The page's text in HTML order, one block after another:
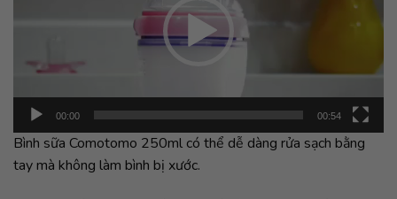
00:00 00:54
Bình sữa Comotomo 250ml có thể dễ dàng rửa sạch bằng
tay mà không làm bình bị xước.